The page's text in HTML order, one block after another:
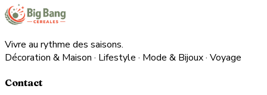
Vivre au rythme des saisons.
Décoration & Maison · Lifestyle · Mode & Bijoux · Voyage
Contact